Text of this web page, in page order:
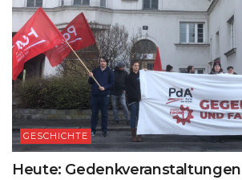
GESCHICHTE
Heute: Gedenkveranstaltungen